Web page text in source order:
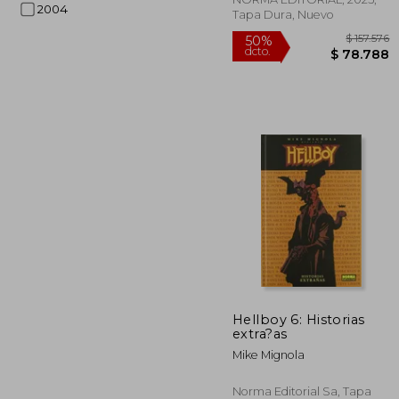
2004
Tapa Dura, Nuevo
50%
dcto.
Hellboy 6: Historias
extra?as
Mike Mignola
Norma Editorial Sa, Tapa